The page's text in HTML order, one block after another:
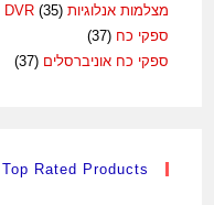
מצלמות אנלוגיות DVR(35)
ספקי כח (37)
ספקי כח אוניברסלים (37)
Top Rated Products